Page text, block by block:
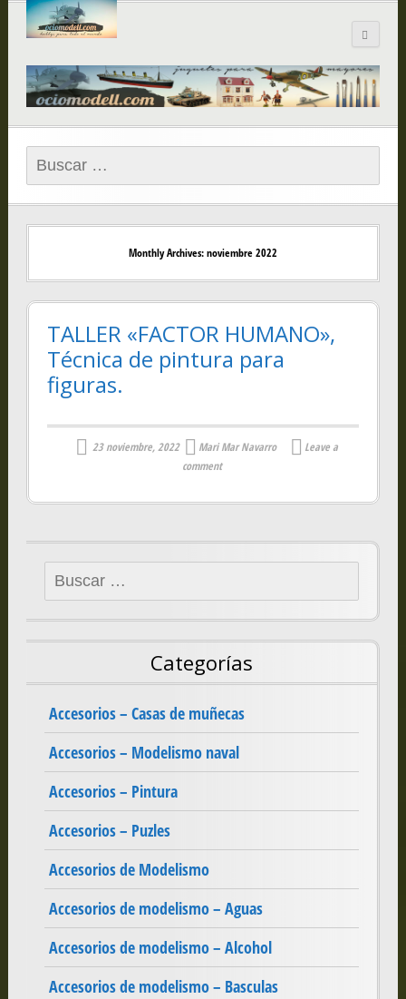
ociomodell.com
Buscar:
Monthly Archives: noviembre 2022
TALLER «FACTOR HUMANO»,
Técnica de pintura para
figuras.
23 noviembre, 2022 Mari Mar Navarro
Leave a
comment
Buscar:
Categorías
Accesorios – Casas de muñecas
Accesorios – Modelismo naval
Accesorios – Pintura
Accesorios – Puzles
Accesorios de Modelismo
Accesorios de modelismo – Aguas
Accesorios de modelismo – Alcohol
Accesorios de modelismo – Basculas